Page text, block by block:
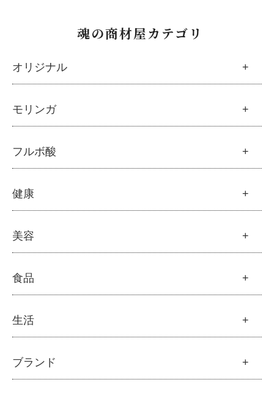
魂の商材屋カテゴリ
オリジナル
魂の商材屋オリジナル
├オリジナルスキンケア
├美容液・乳液・クリーム・オイル
├アルピニエッセンス化粧品
├
└
├オリジナルヘアケア
├スマイルシャンプー
├コンデ・トリートメント
└泡ボトル・ミニ泡ボトル
├オーガニック発酵モリンガ
├
生活用品
モリンガ
モリンガ
├解説 モリンガとは
├発酵モリンガ
├モリンガブライト化粧品
├
モリンガサプリメント
├スキン＆ボディケア
├
├モリンガ全商品
└モリンガ ブログ
フルボ酸
フルボ酸
├フルボ酸 太古の泉
健康
健康
├ミネラル
└健康飲料
美容
美容
├オリジナルスキンケア
├固形石鹸
├洗顔石鹸
├
└
雑貨
食品
食品
├雑穀
├ 豆・ごま・乾物・梅干し
├おせち料理
生活
生活
├ハミガキ
ブランド